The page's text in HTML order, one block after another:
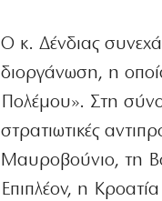
Ο κ. Δένδιας
διοργάνωση, η
Πολέμου». Στη
στρατιωτικές
Μαυροβούνιο, τη
Επιπλέον, η